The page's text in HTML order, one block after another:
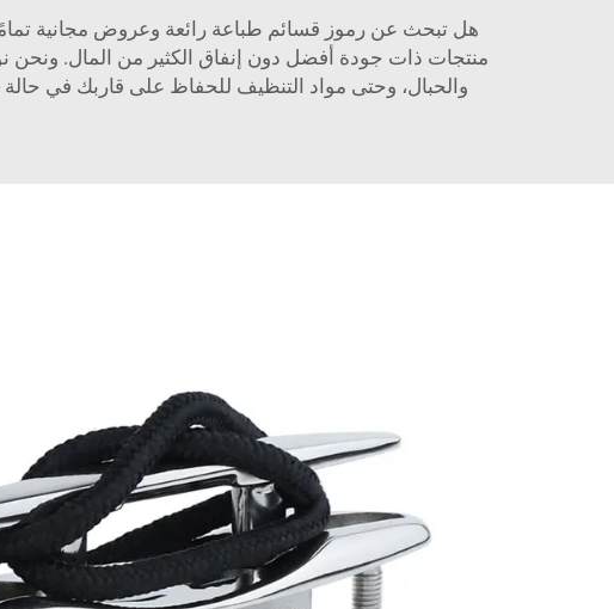
منتجات ذات جودة أفضل دون إنفاق الكثير من المال. ونحن
والحبال، وحتى مواد التنظيف للحفاظ على قاربك في